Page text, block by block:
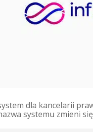
dla kancelarii
systemu zmieni